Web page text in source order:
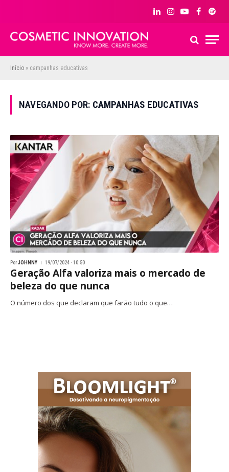
LinkedInInstagram
YouTubeFacebook
Início » campanhas educativas
NAVEGANDO POR: CAMPANHAS EDUCATIVAS
PorJOHNNY 19/07/2024 · 10:50
Geração Alfa valoriza mais o mercado de
beleza do que nunca
O número dos que declaram que farão tudo o que…